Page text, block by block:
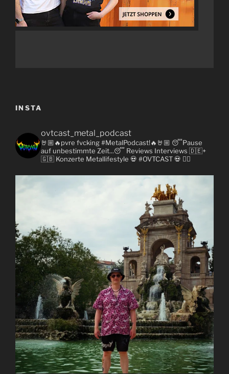
INSTA
ovtcast_metal_podcast
🤘🏼🔥pvre fvcking #MetalPodcast!🔥🤘🏼 😴Pause
auf unbestimmte Zeit...😴 Reviews Interviews 🇩🇪+
🇬🇧 Konzerte Metallifestyle 💀 #OVTCAST 💀 👇🏼